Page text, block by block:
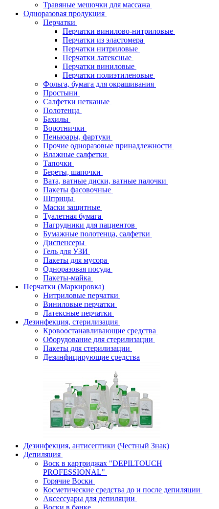
Травяные мешочки для массажа
Одноразовая продукция
Перчатки
Перчатки винилово-нитриловые
Перчатки из эластомера
Перчатки нитриловые
Перчатки латексные
Перчатки виниловые
Перчатки полиэтиленовые
Фольга, бумага для окрашивания
Простыни
Салфетки нетканые
Полотенца
Бахилы
Воротнички
Пеньюары, фартуки
Прочие одноразовые принадлежности
Влажные салфетки
Тапочки
Береты, шапочки
Вата, ватные диски, ватные палочки
Пакеты фасовочные
Шприцы
Маски защитные
Туалетная бумага
Нагрудники для пациентов
Бумажные полотенца, салфетки
Диспенсеры
Гель для УЗИ
Пакеты для мусора
Одноразовая посуда
Пакеты-майка
Перчатки (Маркировка)
Нитриловые перчатки
Виниловые перчатки
Латексные перчатки
Дезинфекция, стерилизация
Кровоостанавливающие средства
Оборудование для стерилизации
Пакеты для стерилизации
Дезинфицирующие средства
Дезинфекция, антисептики (Честный Знак)
Депиляция
Воск в картриджах "DEPILTOUCH
PROFESSIONAL"
Горячие Воски
Косметические средства до и после депиляции
Аксессуары для депиляции
Воски в банке